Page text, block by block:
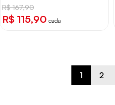
R$ 167,90
R$ 115,90 cada
1 2